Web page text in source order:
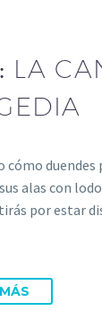
LA
cómo
alas con
por estar